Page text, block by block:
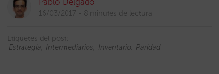
Pablo Delgado
16/03/2017 8 minutes de lectura
Etiquetes del post:
Estrategia
Intermediarios Inventario Paridad